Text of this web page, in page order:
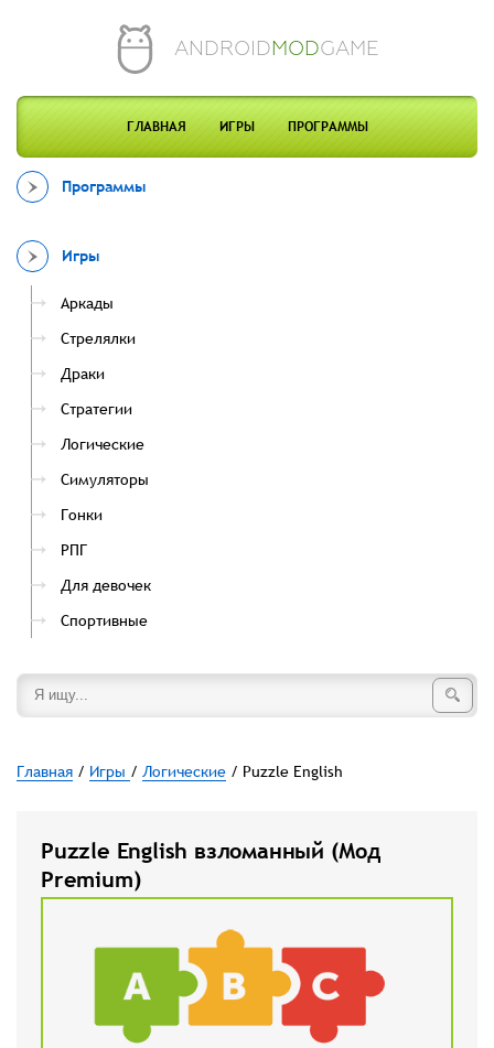
ANDROIDMODGAME
ГЛАВНАЯ ИГРЫ ПРОГРАММЫ
Программы
Игры
Аркады
Стрелялки
Драки
Стратегии
Логические
Симуляторы
Гонки
РПГ
Для девочек
Спортивные
Главная / Игры / Логические / Puzzle English
Puzzle English взломанный (Мод
Premium)